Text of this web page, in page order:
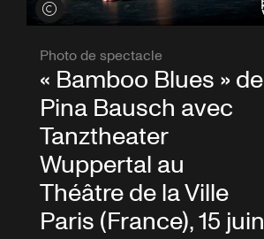
Voir les crédits
Photo de spectacle
« Bamboo Blues » de
Pina Bausch avec
Tanztheater
Wuppertal au
Théâtre de la Ville
Paris (France), 15 juin